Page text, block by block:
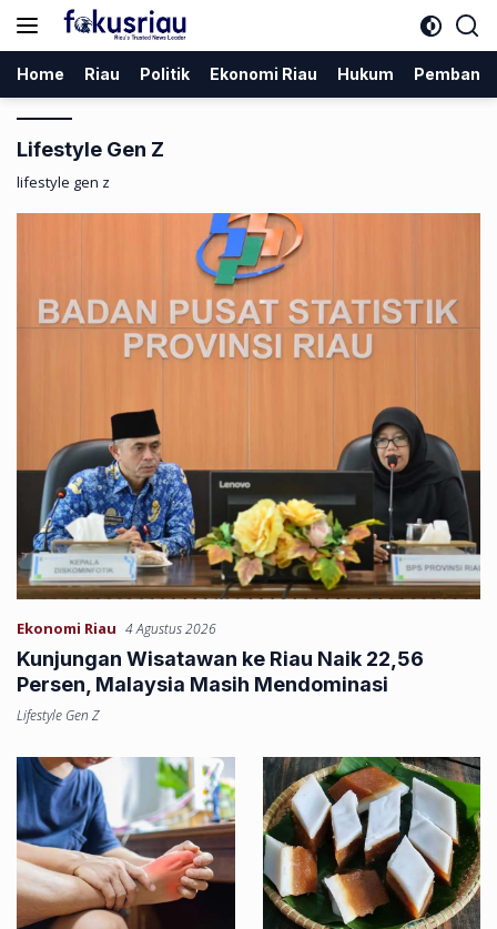
Langsung
Home Riau Politik Ekonomi Riau Hukum
Lifestyle Gen Z
lifestyle gen z
Ekonomi Riau 4 Agustus 2026
Kunjungan Wisatawan ke Riau Naik 22,56
Persen, Malaysia Masih Mendominasi
Lifestyle Gen Z